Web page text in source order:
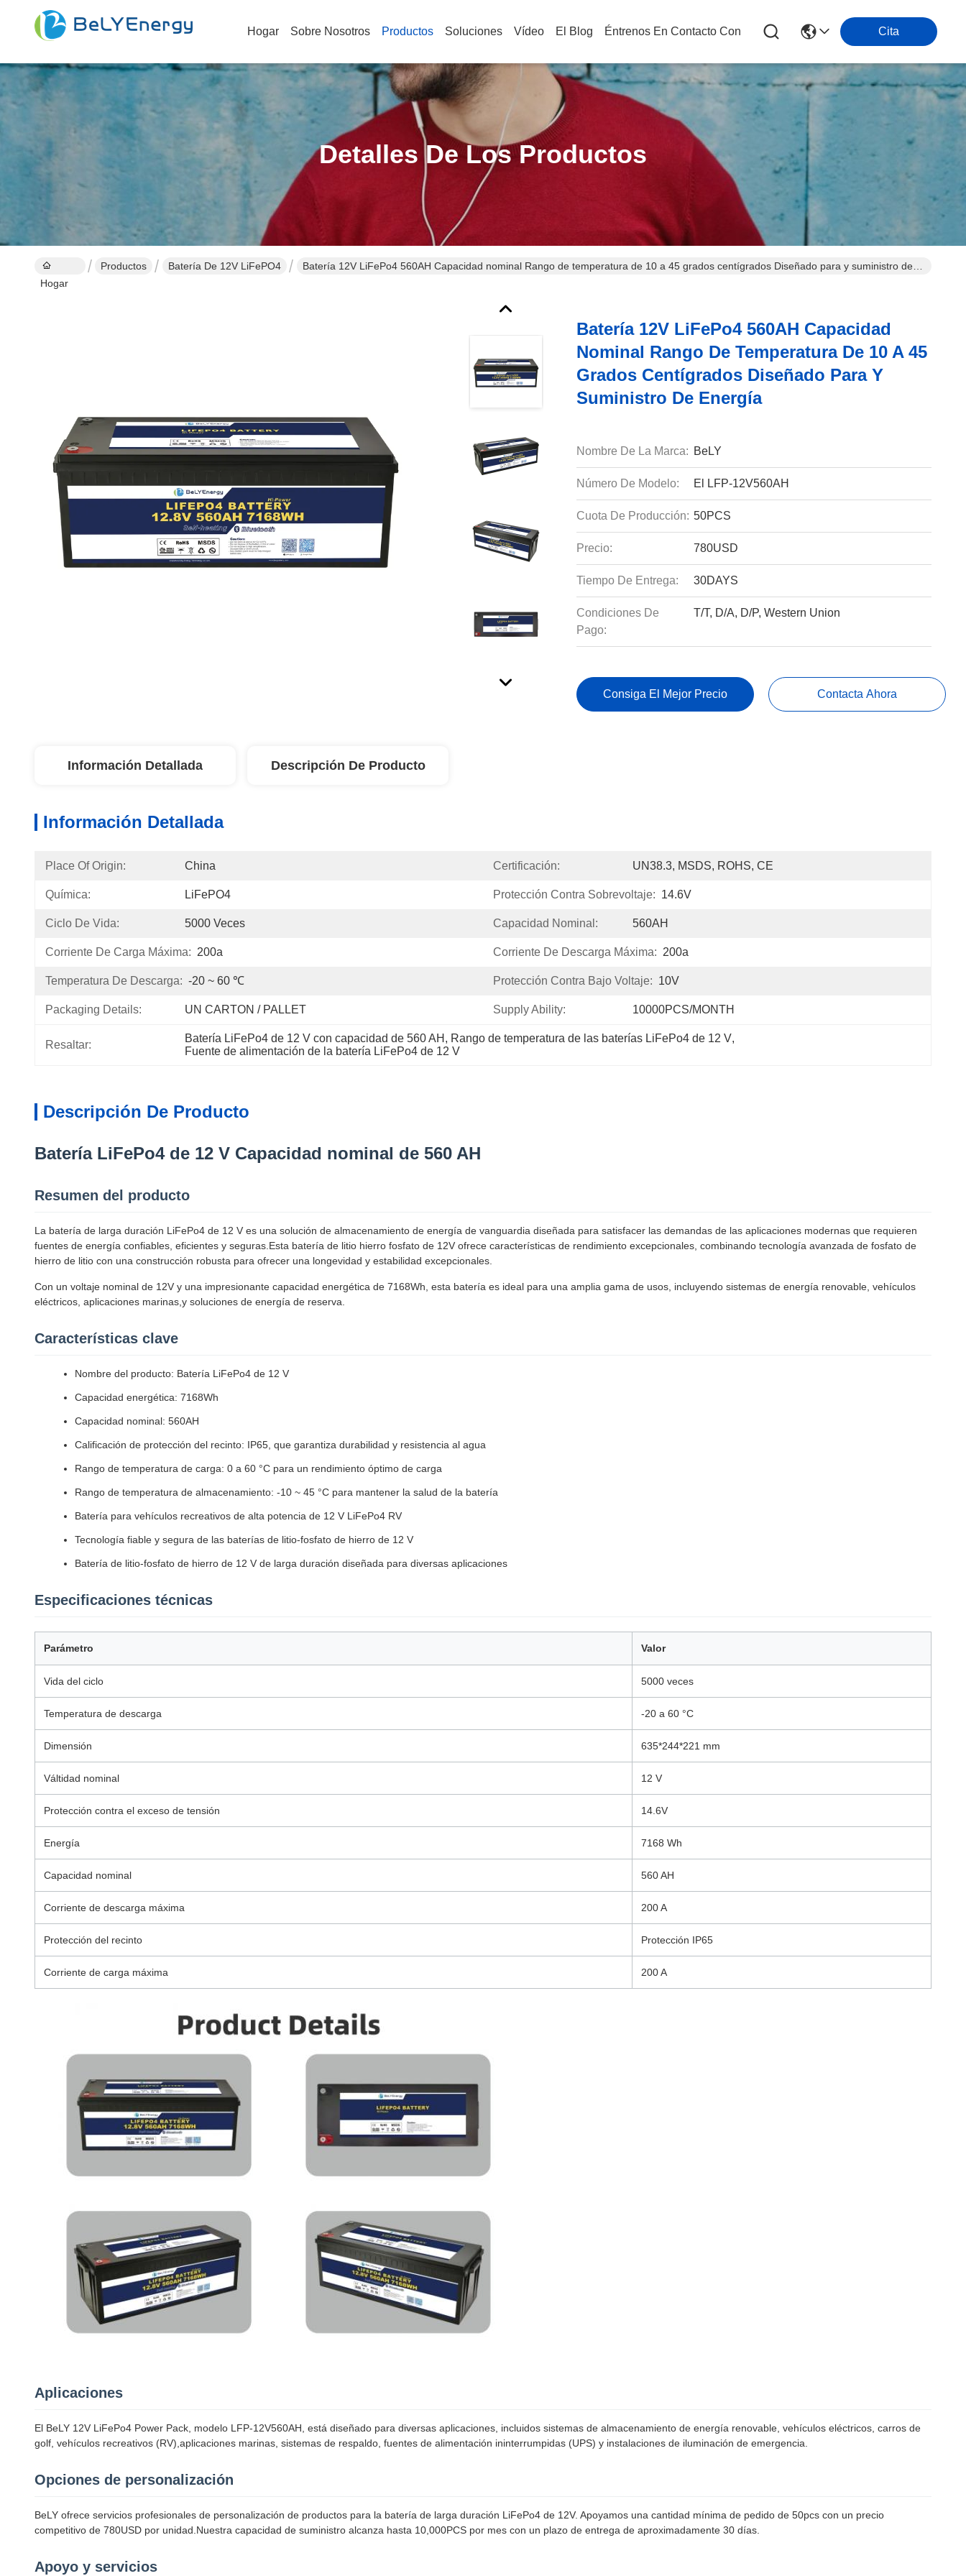
Hogar Sobre Nosotros Productos Soluciones Vídeo El Blog Éntrenos En Contacto Con Cita
Detalles De Los Productos
Hogar
Productos Batería De 12V LiFePO4
Batería 12V LiFePo4 560AH Capacidad nominal Rango de temperatura de 10 a 45 grados centígrados Diseñado para y suministro de
Batería 12V LiFePo4 560AH Capacidad
Nominal Rango De Temperatura De 10 A 45
Grados Centígrados Diseñado Para Y
Suministro De Energía
Nombre De La Marca: BeLY
Número De Modelo: El LFP-12V560AH
Cuota De Producción: 50PCS
Precio: 780USD
Tiempo De Entrega: 30DAYS
Condiciones De
Pago:
T/T, D/A, D/P, Western Union
Consiga El Mejor Precio Contacta Ahora
Información Detallada Descripción De Producto
Información Detallada
Place Of Origin: China Certificación: UN38.3, MSDS, ROHS, CE
Química: LiFePO4 Protección Contra Sobrevoltaje: 14.6V
Ciclo De Vida: 5000 Veces Capacidad Nominal: 560AH
Corriente De Carga Máxima: 200a Corriente De Descarga Máxima: 200a
Temperatura De Descarga: -20 ~ 60 ℃ Protección Contra Bajo Voltaje: 10V
Packaging Details: UN CARTON / PALLET Supply Ability: 10000PCS/MONTH
Resaltar:
Batería LiFePo4 de 12 V con capacidad de 560 AH , Rango de temperatura de las baterías LiFePo4 de 12 V,
Fuente de alimentación de la batería LiFePo4 de 12 V
Descripción De Producto
Batería LiFePo4 de 12 V Capacidad nominal de 560 AH
Resumen del producto
La batería de larga duración LiFePo4 de 12 V es una solución de almacenamiento de energía de vanguardia diseñada para satisfacer las demandas de las aplicaciones modernas que requieren
fuentes de energía confiables, eficientes y seguras.Esta batería de litio hierro fosfato de 12V ofrece características de rendimiento excepcionales, combinando tecnología avanzada de fosfato de
hierro de litio con una construcción robusta para ofrecer una longevidad y estabilidad excepcionales.
Con un voltaje nominal de 12V y una impresionante capacidad energética de 7168Wh, esta batería es ideal para una amplia gama de usos, incluyendo sistemas de energía renovable, vehículos
eléctricos, aplicaciones marinas,y soluciones de energía de reserva.
Características clave
Nombre del producto: Batería LiFePo4 de 12 V
Capacidad energética: 7168Wh
Capacidad nominal: 560AH
Calificación de protección del recinto: IP65, que garantiza durabilidad y resistencia al agua
Rango de temperatura de carga: 0 a 60 °C para un rendimiento óptimo de carga
Rango de temperatura de almacenamiento: -10 ~ 45 °C para mantener la salud de la batería
Batería para vehículos recreativos de alta potencia de 12 V LiFePo4 RV
Tecnología fiable y segura de las baterías de litio-fosfato de hierro de 12 V
Batería de litio-fosfato de hierro de 12 V de larga duración diseñada para diversas aplicaciones
Especificaciones técnicas
Parámetro Valor
Vida del ciclo 5000 veces
Temperatura de descarga -20 a 60 °C
Dimensión 635*244*221 mm
Válti­dad nominal 12 V
Protección contra el exceso de tensión 14.6V
Energía 7168 Wh
Capacidad nominal 560 AH
Corriente de descarga máxima 200 A
Protección del recinto Protección IP65
Corriente de carga máxima 200 A
Aplicaciones
El BeLY 12V LiFePo4 Power Pack, modelo LFP-12V560AH, está diseñado para diversas aplicaciones, incluidos sistemas de almacenamiento de energía renovable, vehículos eléctricos, carros de
golf, vehículos recreativos (RV),aplicaciones marinas, sistemas de respaldo, fuentes de alimentación ininterrumpidas (UPS) y instalaciones de iluminación de emergencia.
Opciones de personalización
BeLY ofrece servicios profesionales de personalización de productos para la batería de larga duración LiFePo4 de 12V. Apoyamos una cantidad mínima de pedido de 50pcs con un precio
competitivo de 780USD por unidad.Nuestra capacidad de suministro alcanza hasta 10,000PCS por mes con un plazo de entrega de aproximadamente 30 días.
Apoyo y servicios